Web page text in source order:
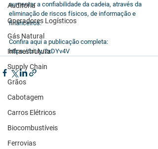
Auditoria
Operadores Logísticos
Gás Natural
Infraestrutura
Supply Chain
Grãos
Cabotagem
Carros Elétricos
Biocombustíveis
Ferrovias
aumentar a confiabilidade da cadeia, através da
eliminação de riscos físicos, de informação e
financeiros.
Confira aqui a publicação completa:
https://bit.ly/2xDYv4V